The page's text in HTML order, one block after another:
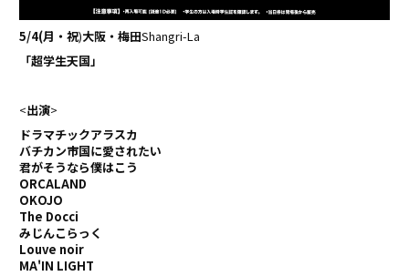
5/4(月・祝)大阪・梅田Shangri-La
「超学生天国」
<出演>
ドラマチックアラスカ
バチカン市国に愛されたい
君がそうなら僕はこう
ORCALAND
OKOJO
The Docci
みじんこらっく
Louve noir
MA'IN LIGHT